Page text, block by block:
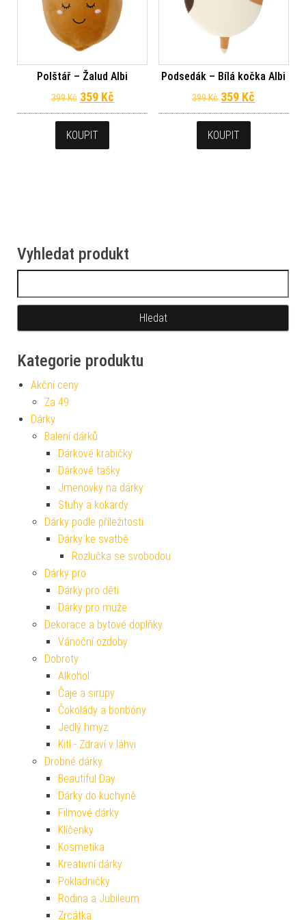
Polštář – Žalud Albi
399Kč Původní cena byla: 399 Kč.
359 KčAktuální cena je: 359 Kč.
KOUPIT
Podsedák – Bílá kočka Albi
399Kč Původní cena
359 Kč
KOUPIT
Vyhledat produkt
Kategorie produktu
Akční ceny
Za 49
Dárky
Balení dárků
Dárkové krabičky
Dárkové tašky
Jmenovky na dárky
Stuhy a kokardy
Dárky podle příležitosti
Dárky ke svatbě
Rozlučka se svobodou
Dárky pro
Dárky pro děti
Dárky pro muže
Dekorace a bytové doplňky
Vánoční ozdoby
Dobroty
Alkohol
Čaje a sirupy
Čokolády a bonbóny
Jedlý hmyz
Kitl - Zdraví v láhvi
Drobné dárky
Beautiful Day
Dárky do kuchyně
Filmové dárky
Klíčenky
Kosmetika
Kreativní dárky
Pokladničky
Rodina a Jubileum
Zrcátka